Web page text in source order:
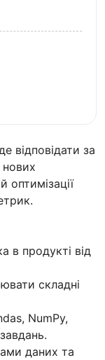
відповідати за
нових
оптимізації
в продукті від
складні
NumPy,
даних та